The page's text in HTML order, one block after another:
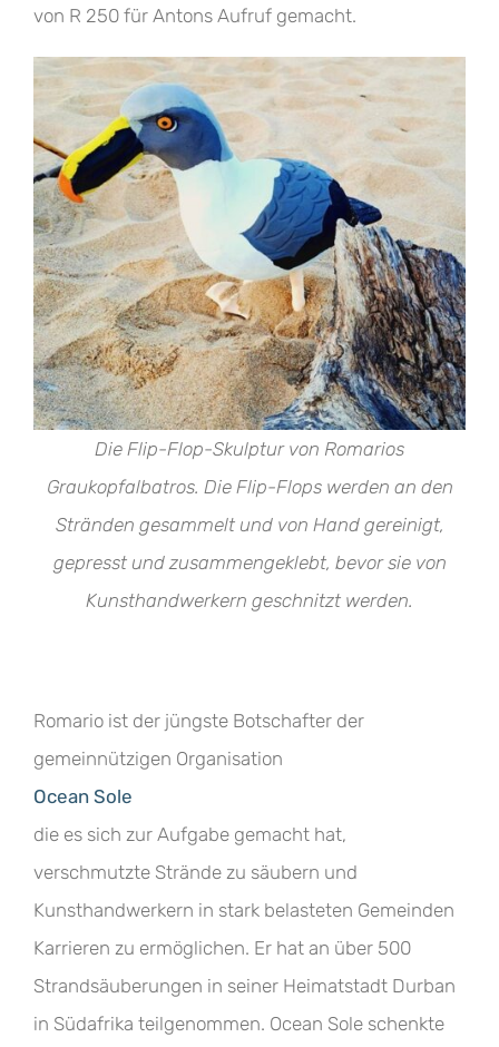
von R 250 für Antons Aufruf gemacht.
Die Flip-Flop-Skulptur von Romarios
Graukopfalbatros. Die Flip-Flops werden an den
Stränden gesammelt und von Hand gereinigt,
gepresst und zusammengeklebt, bevor sie von
Kunsthandwerkern geschnitzt werden.
Romario ist der jüngste Botschafter der
gemeinnützigen Organisation
Ocean Sole
die es sich zur Aufgabe gemacht hat,
verschmutzte Strände zu säubern und
Kunsthandwerkern in stark belasteten Gemeinden
Karrieren zu ermöglichen. Er hat an über 500
Strandsäuberungen in seiner Heimatstadt Durban
in Südafrika teilgenommen. Ocean Sole schenkte